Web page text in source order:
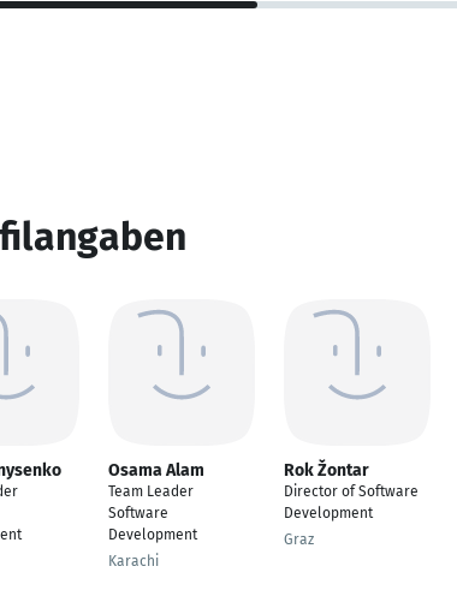
Osama Alam
Team Leader
Software
Development
Karachi
Rok Žontar
Director of Software
Development
Graz